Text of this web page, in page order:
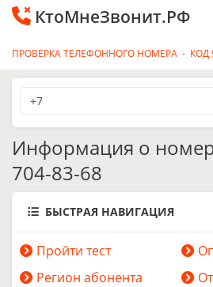
КтоМнеЗвонит.РФ
ПРОВЕРКА ТЕЛЕФОННОГО НОМЕРА - КОД
Информация о
704-83-68
БЫСТРАЯ НАВИГАЦИЯ
Пройти тест
Регион абонента